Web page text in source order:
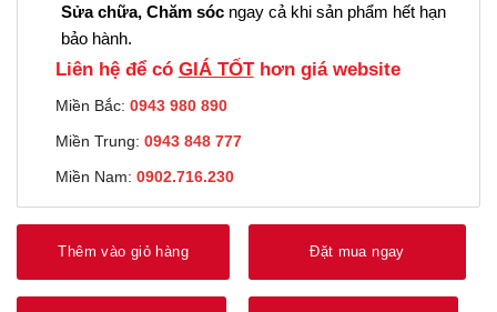
Sửa chữa, Chăm sóc ngay cả khi sản phẩm hết hạn
bảo hành.
Liên hệ để có GIÁ TỐThơn giá website
Miền Bắc: 0943 980 890
Miền Trung: 0943 848 777
Miền Nam: 0902.716.230
Thêm vào giỏ hàng Đặt mua ngay